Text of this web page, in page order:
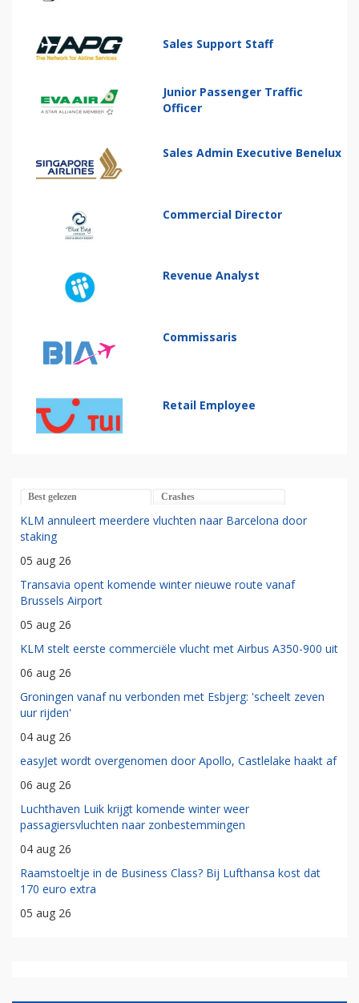
Sales Support Staff
Junior Passenger Traffic
Officer
Sales Admin Executive Benelux
Commercial Director
Revenue Analyst
Commissaris
Retail Employee
Best gelezen Crashes
KLM annuleert meerdere vluchten naar Barcelona door
staking
05 aug 26
Transavia opent komende winter nieuwe route vanaf
Brussels Airport
05 aug 26
KLM stelt eerste commerciële vlucht met Airbus A350-900 uit
06 aug 26
Groningen vanaf nu verbonden met Esbjerg: 'scheelt zeven
uur rijden'
04 aug 26
easyJet wordt overgenomen door Apollo, Castlelake haakt af
06 aug 26
Luchthaven Luik krijgt komende winter weer
passagiersvluchten naar zonbestemmingen
04 aug 26
Raamstoeltje in de Business Class? Bij Lufthansa kost dat
170 euro extra
05 aug 26